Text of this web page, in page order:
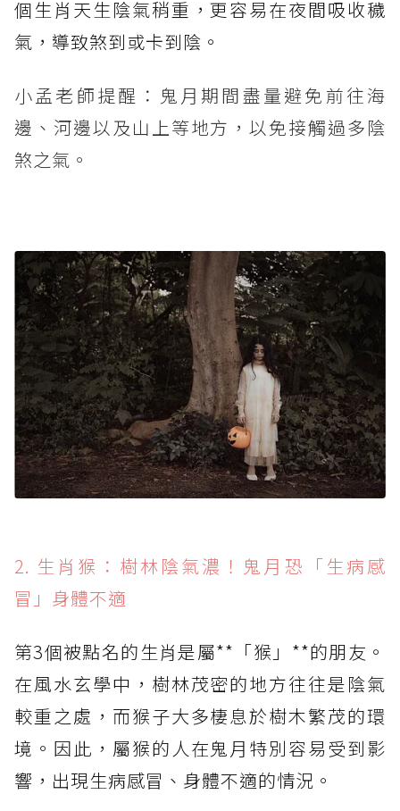
個生肖天生陰氣稍重，更容易在夜間吸收穢
氣，導致煞到或卡到陰。
小孟老師提醒：鬼月期間盡量避免前往海
邊、河邊以及山上等地方，以免接觸過多陰
煞之氣。
2. 生肖猴：樹林陰氣濃！鬼月恐「生病感
冒」身體不適
第3個被點名的生肖是屬**「猴」**的朋友。
在風水玄學中，樹林茂密的地方往往是陰氣
較重之處，而猴子大多棲息於樹木繁茂的環
境。因此，屬猴的人在鬼月特別容易受到影
響，出現生病感冒、身體不適的情況。